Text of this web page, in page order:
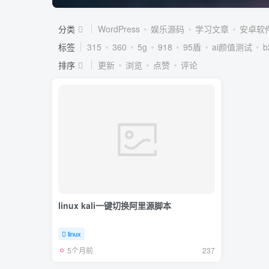
分类 WordPress 娱乐源码 学习文章
安卓软
标签
315 360 5g 918 95盾 ai颜值测试
排序
更新 浏览 点赞 评论
linux kali一键切换阿里源脚本
linux
5个月前 237